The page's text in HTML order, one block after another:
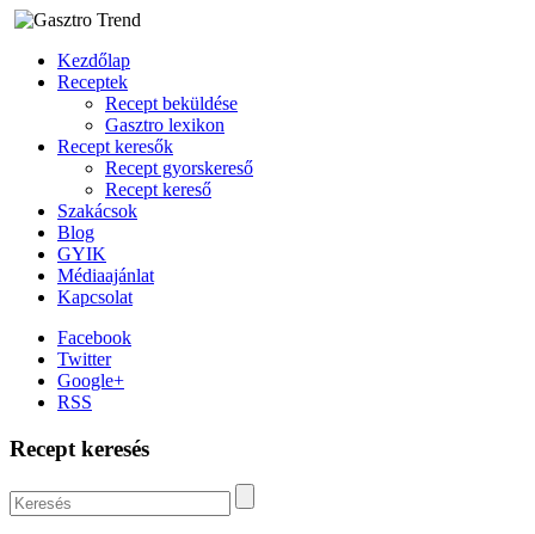
Kezdőlap
Receptek
Recept beküldése
Gasztro lexikon
Recept keresők
Recept gyorskereső
Recept kereső
Szakácsok
Blog
GYIK
Médiaajánlat
Kapcsolat
Facebook
Twitter
Google+
RSS
Recept keresés